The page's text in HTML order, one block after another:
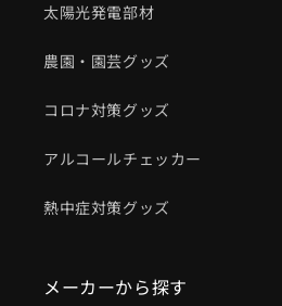
太陽光発電部材
農園・園芸グッズ
コロナ対策グッズ
アルコールチェッカー
熱中症対策グッズ
メーカーから探す